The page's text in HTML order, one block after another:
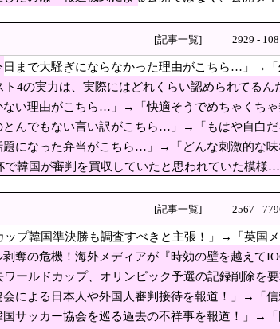
南シナ海でフィリピン船を追跡中
追跡中、公表までに1年
」
・8号 [8/5]
力で接近！（伊勢湾台風級」台風13号と15号「中国本土でぶ
指摘されても頑として認めなかった結
」
にすべき。オールドメディアは配慮を」→かわりにピッタリ
ビデオも見せ「どのような顔をするのか性的な興味湧いた」
『偽りの呪文』繰り返している」
[記事一覧] 2929 -
日まで大騒ぎにならなかった理由がこちら…」→
4の実力は、実際にはどれくらい認められてる
ない理由がこちら…」→「快適そうでめちゃくち
とんでもない言い訳がこちら…」→「もはや自白
題になった弁当がこちら…」→「どんな刺激的な
韓国が審判を買収していたと思われていた模様…
[記事一覧] 2567 -
ップ韓国準決勝も調査すべきと主張！」→「英国
奪の危機！海外メディアが『時効の壁を越えて
ールドカップ、オリンピック予選の記録削除を
による日本人や外国人審判接待を報道！」→「
サッカー協会を巡る過去の不祥事を報道！」→「